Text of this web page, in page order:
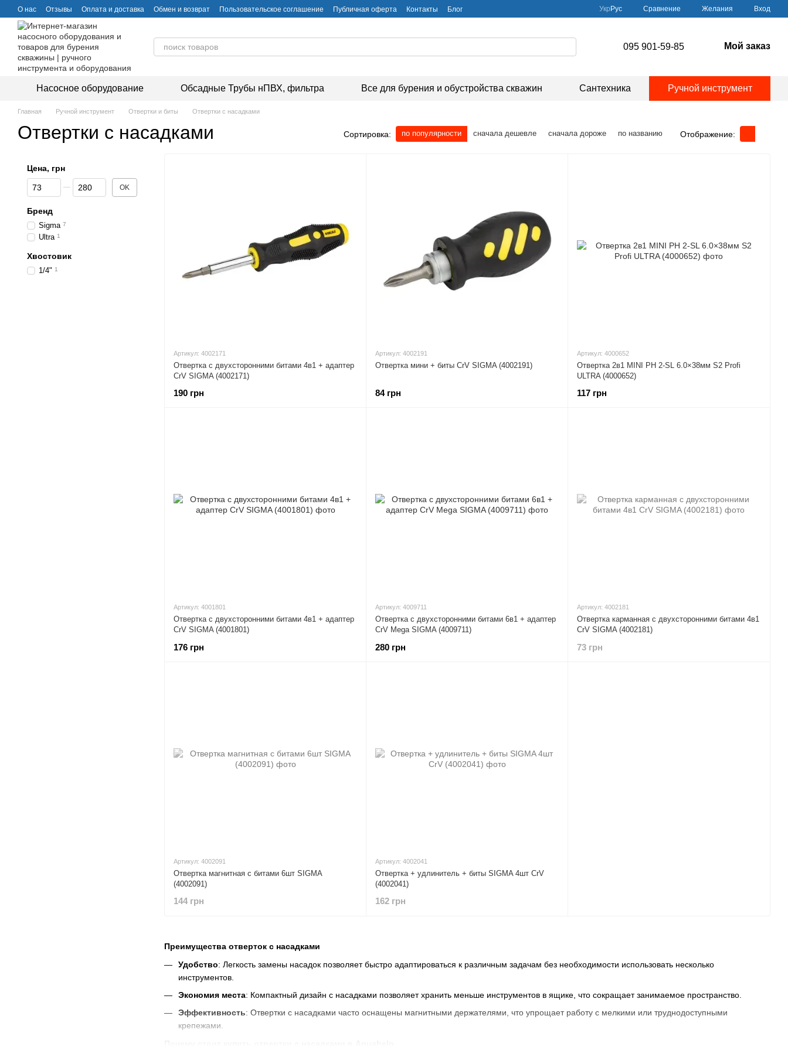
Перейти к основному контенту
О нас Отзывы Оплата и доставка Обмен и возврат Пользовательское соглашение Публичная оферта Контакты Блог Укр Рус Сравнение Желания Вход
095 901-59-85 Мой заказ
Насосное оборудование Обсадные Трубы нПВХ, фильтра Все для бурения и обустройства скважин Сантехника Ручной инструмент
Главная Ручной инструмент Отвертки и биты Отвертки с насадками
Отвертки с насадками Сортировка: по популярности сначала дешевле сначала дороже по названию Отображение:
Преимущества отверток с насадками
Удобство: Легкость замены насадок позволяет быстро адаптироваться к различным задачам без необходимости использовать несколько
инструментов.
Экономия места: Компактный дизайн с насадками позволяет хранить меньше инструментов в ящике, что сокращает занимаемое пространство.
Эффективность: Отвертки с насадками часто оснащены магнитными держателями, что упрощает работу с мелкими или труднодоступными
крепежами.
Артикул: 4002171
Отвертка с двухсторонними битами 4в1 + адаптер
CrV SIGMA (4002171)
190 грн
Артикул: 4002191
Отвертка мини + биты CrV SIGMA (4002191)
84 грн
Артикул: 4000652
Отвертка 2в1 MINI PH 2-SL 6.0×38мм S2 Profi
ULTRA (4000652)
117 грн
Артикул: 4001801
Отвертка с двухсторонними битами 4в1 + адаптер
CrV SIGMA (4001801)
176 грн
Артикул: 4009711
Отвертка с двухсторонними битами 6в1 + адаптер
CrV Mega SIGMA (4009711)
280 грн
Артикул: 4002181
Отвертка карманная с двухсторонними битами 4в1
CrV SIGMA (4002181)
73 грн
Артикул: 4002091
Отвертка магнитная с битами 6шт SIGMA
(4002091)
144 грн
Артикул: 4002041
Отвертка + удлинитель + биты SIGMA 4шт CrV
(4002041)
162 грн
Цена, грн
От Цена, грн
До Цена, грн OK
Бренд
Sigma 7
Ultra 1
Хвостовик
1/4" 1